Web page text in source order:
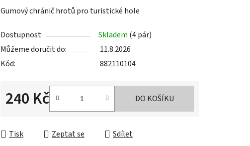
Gumový chránič hrotů pro turistické hole
Dostupnost Skladem (4 pár)
Můžeme doručit do:
11.8.2026
Kód:
882110104
240 Kč DO KOŠÍKU
Tisk Zeptat se Sdílet